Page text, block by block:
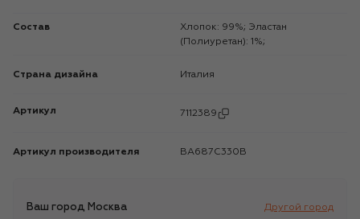
Состав
Хлопок: 99%; Эластан
(Полиуретан): 1%;
Страна дизайна Италия
Артикул 7112389
Артикул производителя BA687C330B
Ваш город Москва Другой город